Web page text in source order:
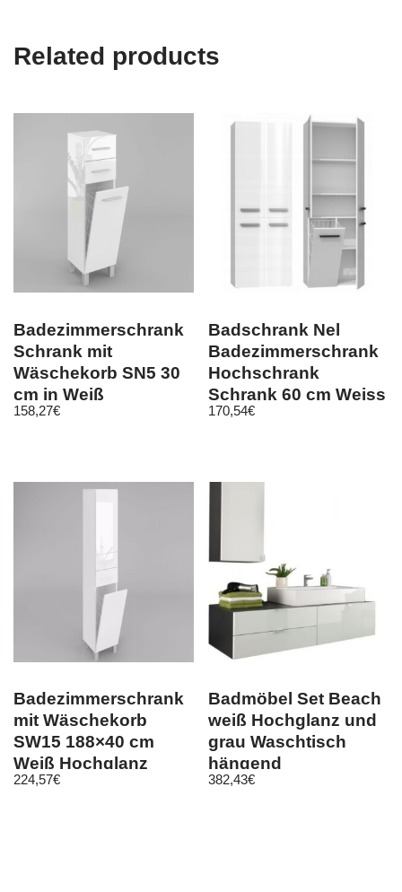
Related products
Badezimmerschrank
Schrank mit
Wäschekorb SN5 30
cm in Weiß
Hochglanz oder Mat
158,27€
Badschrank Nel
Badezimmerschrank
Hochschrank
Schrank 60 cm Weiss
Hochglanz
170,54€
Badezimmerschrank
mit Wäschekorb
SW15 188×40 cm
Weiß Hochglanz
push to open
224,57€
Badmöbel Set Beach
weiß Hochglanz und
grau Waschtisch
hängend
Waschbecken opt.
382,43€